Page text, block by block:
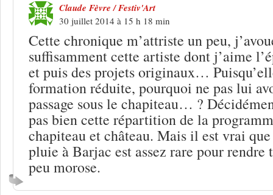
Claude Fèvre / Festiv'Art
30 juillet 2014 à 15 h 18 min
Cette chronique m’attriste un peu,
suffisamment cette artiste dont j’aime
et puis des projets originaux…
formation réduite, pourquoi ne pas lui
passage sous le chapiteau… ?
pas bien cette répartition de la
chapiteau et château. Mais il est vrai
pluie à Barjac est assez rare pour rendre
peu morose.